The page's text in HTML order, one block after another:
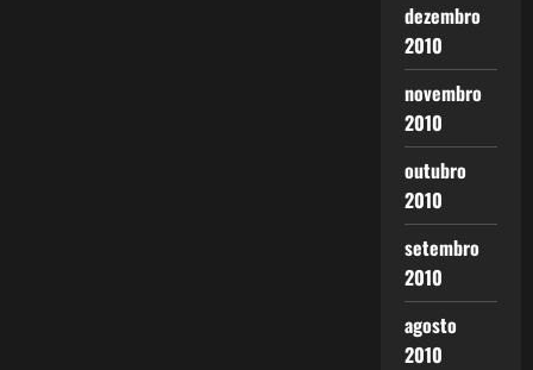
dezembro
2010
novembro
2010
outubro
2010
setembro
2010
agosto
2010